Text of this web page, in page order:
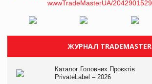
ЖУРНАЛ TRADEMASTER
Каталог Головних Проєктів
PrivateLabel – 2026